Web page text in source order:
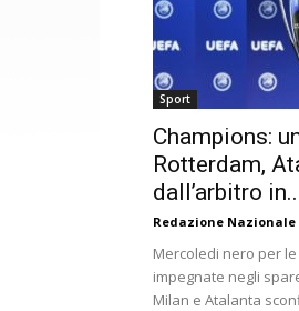
Sport
Champions:
Rotterdam,
dall’arbitro
Redazione Nazionale
Mercoledi nero per
impegnate negli
Milan e Atalanta